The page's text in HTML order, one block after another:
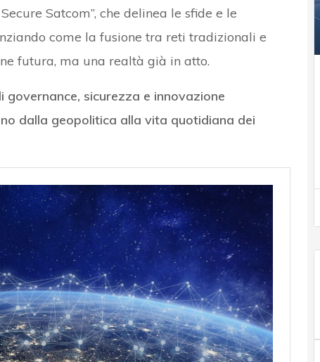
Satcom”, che delinea le sfide e le
come la fusione tra reti tradizionali e
futura, ma una realtà già in atto.
governance, sicurezza e innovazione
dalla geopolitica alla vita quotidiana dei